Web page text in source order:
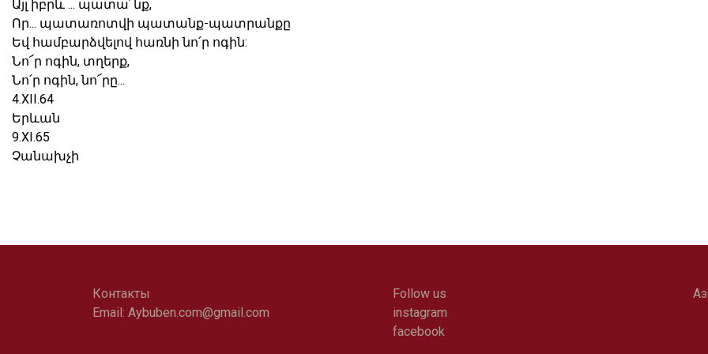
Այլ իբրև ... պատա՜նք,
Որ... պատառոտվի պատանք-պատրանքը
Եվ համբարձվելով հառնի նո՛ր ոգին:
Նո՜ր ոգին, տղերք,
Նո՛ր ոգին, նո՜րը...
4.XII.64
Երևան
9.XI.65
Չանախչի
Контакты
Email: Aybuben.com@gmail.com
Follow us
instagram
facebook